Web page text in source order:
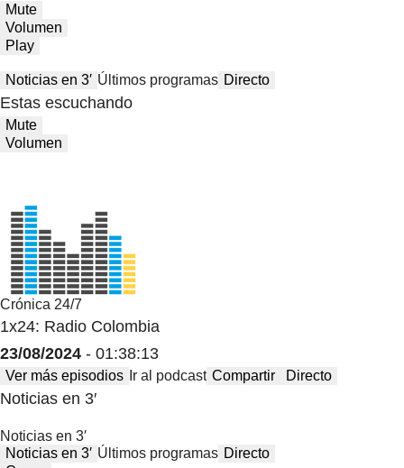
Mute
Volumen
Play
Noticias en 3′ Últimos programas Directo
Estas escuchando
Mute
Volumen
Crónica 24/7
1x24: Radio Colombia
23/08/2024 - 01:38:13
Ver más episodios Ir al podcast Compartir Directo
Noticias en 3′
Noticias en 3′
Noticias en 3′ Últimos programas Directo